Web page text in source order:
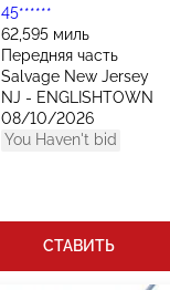
45******
62,595 миль
Передняя часть
Salvage New Jersey
NJ - ENGLISHTOWN
08/10/2026
You Haven't bid
СТАВИТЬ